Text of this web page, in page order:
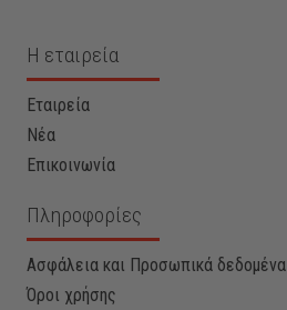
Η εταιρεία
Εταιρεία
Νέα
Επικοινωνία
Πληροφορίες
Ασφάλεια και Προσωπικά δεδομένα
Όροι χρήσης